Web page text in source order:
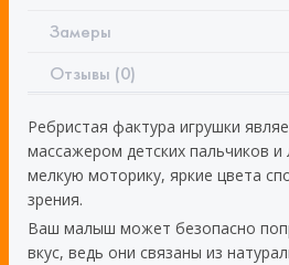
Замеры
Отзывы (0)
Ребристая фактура игрушки
массажером детских пальчиков и
мелкую моторику, яркие цвета
зрения.
Ваш малыш может безопасно
вкус, ведь они связаны из